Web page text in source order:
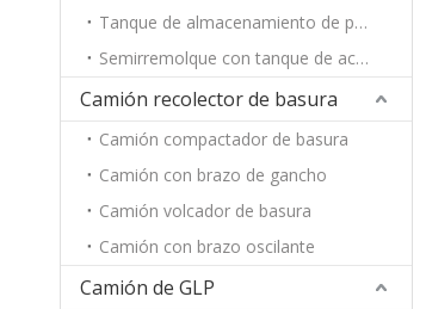
Tanque de almacenamiento de petróleo
Semirremolque con tanque de aceite
Camión recolector de basura
Camión compactador de basura
Camión con brazo de gancho
Camión volcador de basura
Camión con brazo oscilante
Camión de GLP